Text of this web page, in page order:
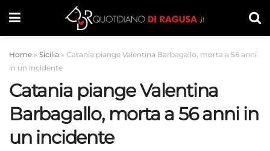
Home » Sicilia » Catania piange Valentina Barbagallo, morta a 56 anni
in un incidente
Catania piange Valentina
Barbagallo, morta a 56 anni in
un incidente